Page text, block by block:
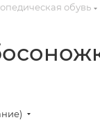
обувь